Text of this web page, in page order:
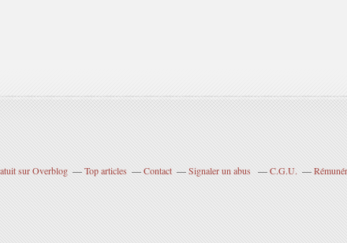
sur Overblog Top articles Contact Signaler un abus C.G.U.